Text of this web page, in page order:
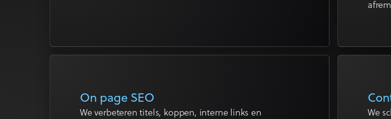
On page SEO
We verbeteren titels, koppen, interne links en
We